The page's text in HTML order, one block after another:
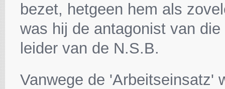
bezet, hetgeen hem als
was hij de antagonist van
leider van de N.S.B.
Vanwege de 'Arbeitseinsatz'